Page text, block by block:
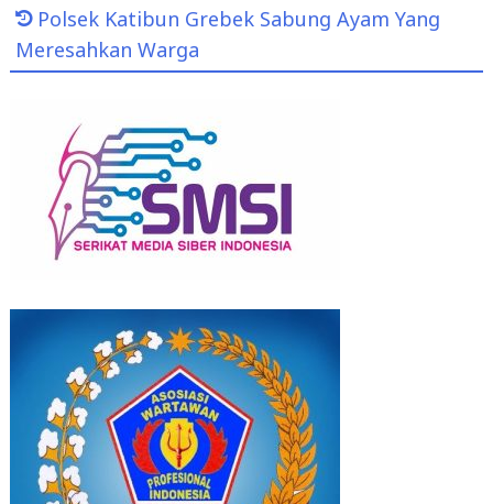
Polsek Katibun Grebek Sabung Ayam Yang
Meresahkan Warga